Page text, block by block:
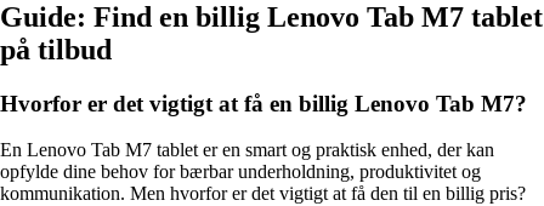
Guide: Find en billig Lenovo Tab M7 tablet
på tilbud
Hvorfor er det vigtigt at få en billig Lenovo Tab M7?
En Lenovo Tab M7 tablet er en smart og praktisk enhed, der kan
opfylde dine behov for bærbar underholdning, produktivitet og
kommunikation. Men hvorfor er det vigtigt at få den til en billig pris?